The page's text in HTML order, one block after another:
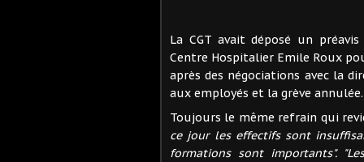
La CGT avait déposé un
Centre Hospitalier Emile Roux
après des négociations avec la
aux employés et la grève annulée.
Toujours le même refrain qui
ce jour les effectifs sont
formations sont importants".